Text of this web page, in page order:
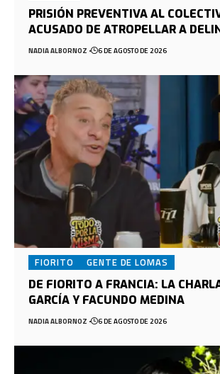
PRISIÓN PREVENTIVA AL
ACUSADO DE ATROPELLAR A
NADIA ALBORNOZ 6 DE AGOSTO DE 2026
FIORITO GENTE DE LOMAS
DE FIORITO A FRANCIA: LA
GARCÍA Y FACUNDO MEDINA
NADIA ALBORNOZ 6 DE AGOSTO DE 2026